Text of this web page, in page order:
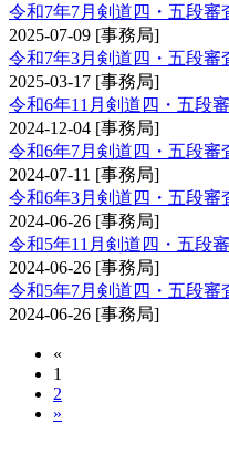
令和7年7月剣道四・五段審
2025-07-09 [事務局]
令和7年3月剣道四・五段審
2025-03-17 [事務局]
令和6年11月剣道四・五段
2024-12-04 [事務局]
令和6年7月剣道四・五段審
2024-07-11 [事務局]
令和6年3月剣道四・五段審
2024-06-26 [事務局]
令和5年11月剣道四・五段
2024-06-26 [事務局]
令和5年7月剣道四・五段審
2024-06-26 [事務局]
«
1
2
»